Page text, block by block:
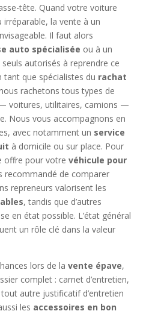
tête. Quand votre voiture
irréparable, la vente à un
Il faut alors
auto spécialisée ou à un
autorisés à reprendre ce
tant que spécialistes du rachat
rachetons tous types de
voitures, utilitaires, camions —
Nous vous accompagnons en
avec notamment un service
à domicile ou sur place. Pour
offre pour votre véhicule pour
recommandé de comparer
repreneurs valorisent les
, tandis que d’autres
en état possible. L’état général
un rôle clé dans la valeur
lors de la vente épave,
complet : carnet d’entretien,
autre justificatif d’entretien
les accessoires en bon